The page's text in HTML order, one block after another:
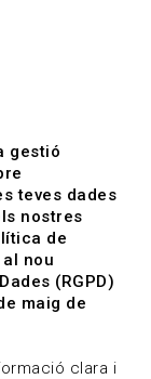
gestió
teves dades
nostres
de
nou
(RGPD)
maig de
clara i